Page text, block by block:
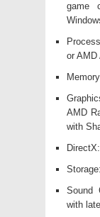
game
or AMD
AMD
with
Sound
with